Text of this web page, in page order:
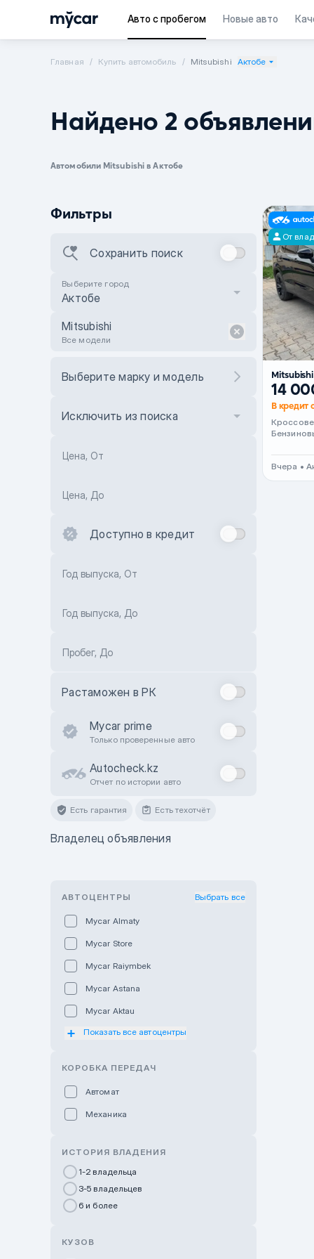
Авто с пробегом Новые авто
Главная Купить автомобиль Mitsubishi Актобе
Найдено 2
Автомобили Mitsubishi в Актобе
Фильтры
Сохранить поиск
Выберите город
Актобе
Mitsubishi
Все модели
Выберите марку и модель
Исключить из поиска
Цена, От
Цена, До
Доступно в кредит
Год выпуска, От
Год выпуска, До
Пробег, До
Растаможен в РК
Mycar prime
Только проверенные авто
Autocheck.kz
Отчет по истории авто
Есть гарантия Есть техотчёт
Владелец объявления
АВТОЦЕНТРЫ Выбрать все
Mycar Almaty
Mycar Store
Mycar Raiymbek
Mycar Astana
Mycar Aktau
Mycar Uralsk
GWM Nurly Zhol
Chery Astana
Показать все автоцентры
КОРОБКА ПЕРЕДАЧ
Автомат
Механика
ИСТОРИЯ ВЛАДЕНИЯ
1-2 владельца
3-5 владельцев
6 и более
КУЗОВ
От
14
В кредит
Вчера •